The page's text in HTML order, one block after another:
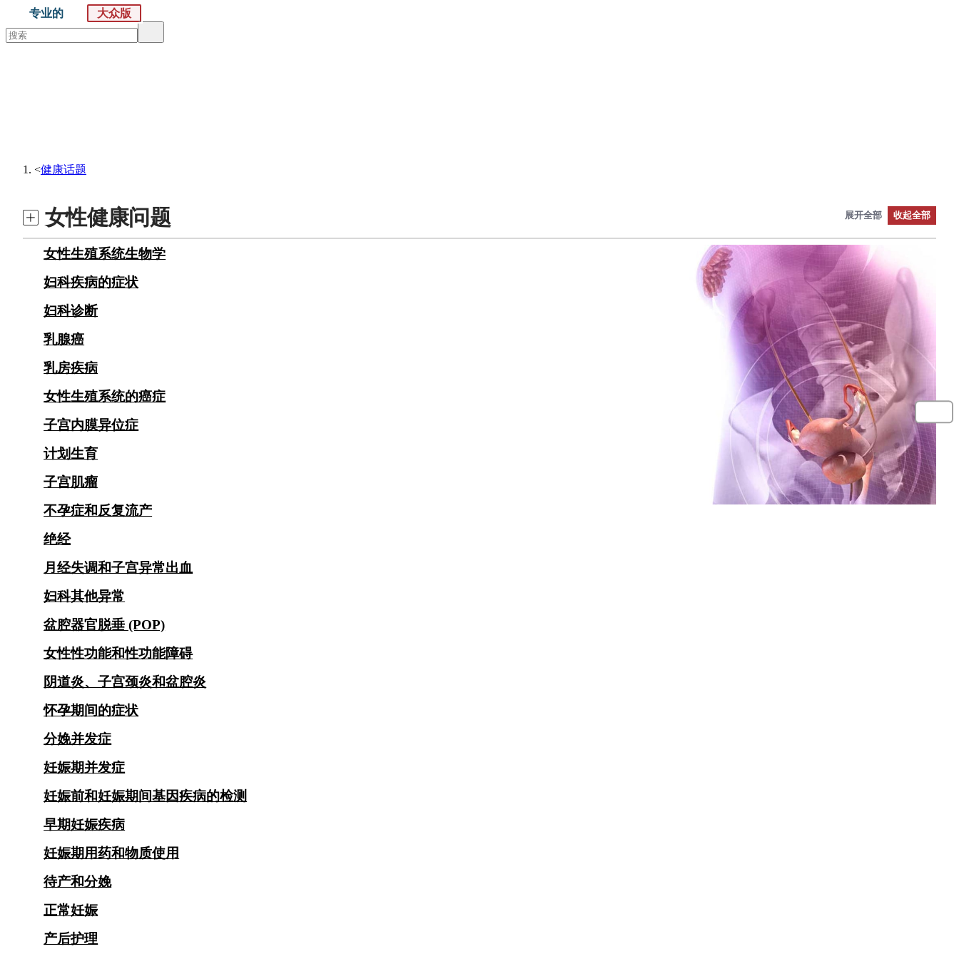
专业的 大众版
<健康话题
女性健康问题 展开全部 收起全部
女性生殖系统生物学
妇科疾病的症状
妇科诊断
乳腺癌
乳房疾病
女性生殖系统的癌症
子宫内膜异位症
计划生育
子宫肌瘤
不孕症和反复流产
绝经
月经失调和子宫异常出血
妇科其他异常
盆腔器官脱垂 (POP)
女性性功能和性功能障碍
阴道炎、子宫颈炎和盆腔炎
怀孕期间的症状
分娩并发症
妊娠期并发症
妊娠前和妊娠期间基因疾病的检测
早期妊娠疾病
妊娠期用药和物质使用
待产和分娩
正常妊娠
产后护理